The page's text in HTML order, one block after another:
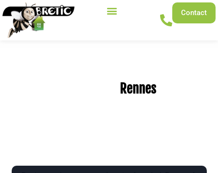
Contact
Rennes: redonnez